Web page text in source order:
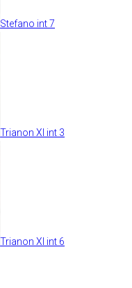
Stefano int 7
Trianon XI int 3
Trianon XI int 6